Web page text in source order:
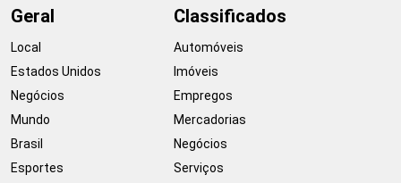
Geral
Local
Estados Unidos
Negócios
Mundo
Brasil
Esportes
Classificados
Automóveis
Imóveis
Empregos
Mercadorias
Negócios
Serviços